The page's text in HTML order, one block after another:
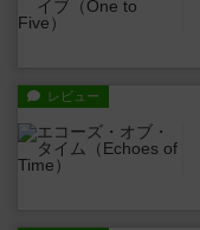
レビュー